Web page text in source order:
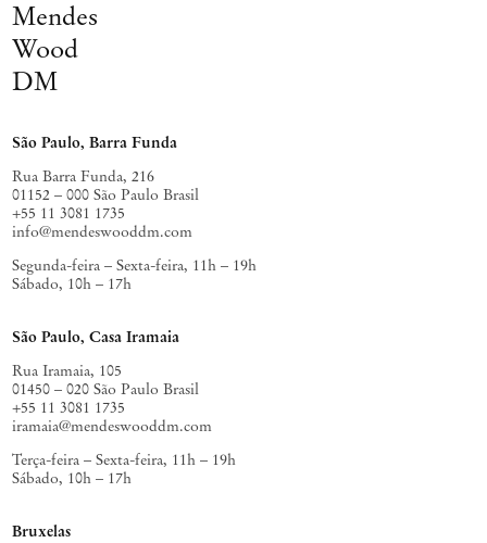
Mendes
Wood
DM
São Paulo, Barra Funda
Rua Barra Funda, 216
01152 – 000 São Paulo Brasil
+55 11 3081 1735
info@mendeswooddm.com
Segunda-feira – Sexta-feira, 11h – 19h
Sábado, 10h – 17h
São Paulo, Casa Iramaia
Rua Iramaia, 105
01450 – 020 São Paulo Brasil
+55 11 3081 1735
iramaia@mendeswooddm.com
Terça-feira – Sexta-feira, 11h – 19h
Sábado, 10h – 17h
Bruxelas